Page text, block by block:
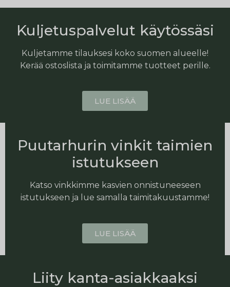
Kuljetuspalvelut käytössäsi
Kuljetamme tilauksesi koko suomen alueelle!
Kerää ostoslista ja toimitamme tuotteet perille.
LUE LISÄÄ
Puutarhurin vinkit taimien
istutukseen
Katso vinkkimme kasvien onnistuneeseen
istutukseen ja lue samalla taimitakuustamme!
LUE LISÄÄ
Liity kanta-asiakkaaksi